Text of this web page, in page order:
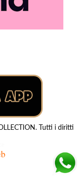
Tutti i diritti